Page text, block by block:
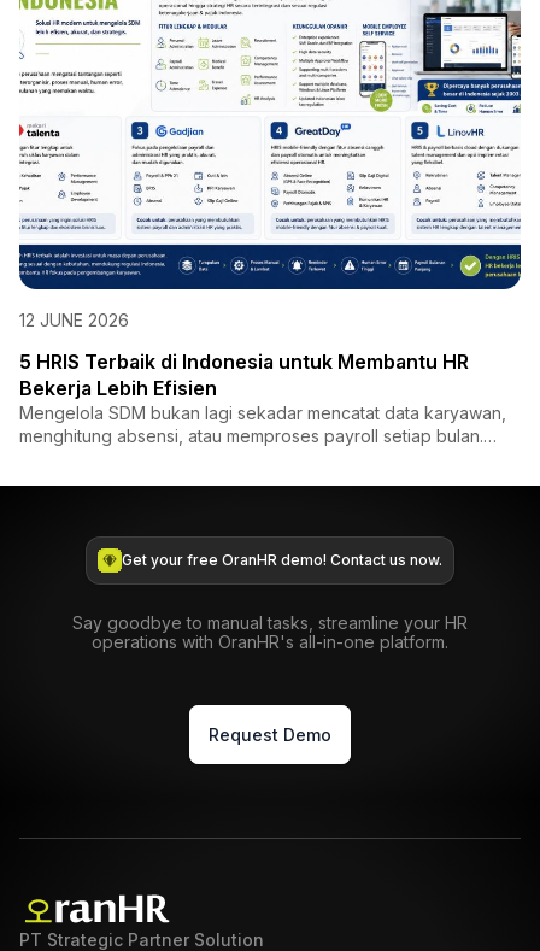
12 JUNE 2026
5 HRIS Terbaik di Indonesia untuk Membantu HR
Bekerja Lebih Efisien
Mengelola SDM bukan lagi sekadar mencatat data karyawan,
menghitung absensi, atau memproses payroll setiap bulan.
Get your free OranHR demo! Contact us now.
Say goodbye to manual tasks, streamline your HR
operations with OranHR's all-in-one platform.
Request Demo
PT Strategic Partner Solution